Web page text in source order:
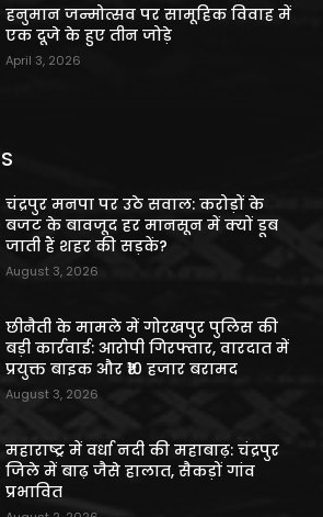
हनुमान जन्मोत्सव पर सामूहिक विवाह में
एक दूजे के हुए तीन जोड़े
April 3, 2026
चंद्रपुर मनपा पर उठे सवाल: करोड़ों के
बजट के बावजूद हर मानसून में क्यों डूब
जाती हैं शहर की सड़कें?
August 3, 2026
छीनैती के मामले में गोरखपुर पुलिस की
बड़ी कार्रवाई: आरोपी गिरफ्तार, वारदात में
प्रयुक्त बाइक और ₹10 हजार बरामद
August 3, 2026
महाराष्ट्र में वर्धा नदी की महाबाढ़: चंद्रपुर
जिले में बाढ़ जैसे हालात, सैकड़ों गांव
प्रभावित